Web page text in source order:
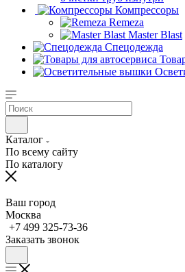
Компрессоры
Remeza
Master Blast
Спецодежда
Каталог
По всему сайту
По каталогу
Ваш город
Москва
+7 499 325-73-36
Заказать звонок